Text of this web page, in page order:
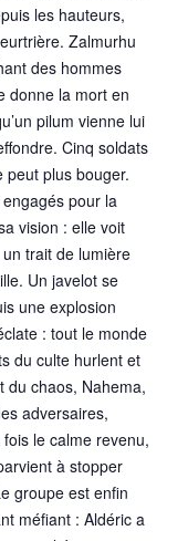
les hauteurs,
Zalmurhu
des hommes
donne la mort en
pilum vienne lui
Cinq soldats
peut plus bouger.
pour la
vision : elle voit
trait de lumière
Un javelot se
une explosion
: tout le monde
du culte hurlent et
du chaos, Nahema,
adversaires,
le calme revenu,
à stopper
groupe est enfin
méfiant : Aldéric a